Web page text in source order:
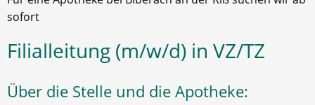
sofort
Filialleitung (m/w/d) in VZ/TZ
Über die Stelle und die Apotheke: